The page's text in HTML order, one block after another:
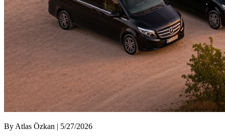
By Atlas Özkan | 5/27/2026